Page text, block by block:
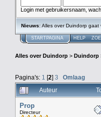
Login met gebruikersnaam,
Nieuws: Alles over Duindorp gaat
STARTPAGINA HELP
Alles over Duindorp > Duindorp
Pagina's: 1 [2] 3
Omlaag
Auteur
Prop
Directeur